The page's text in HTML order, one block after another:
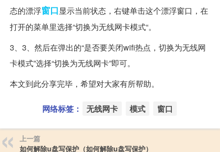
态的漂浮窗口显示当前状态，右键单击这个漂浮窗口，在
打开的菜单里选择“切换为无线网卡模式“。
3、3、然后在弹出的“是否要关闭wifi热点，切换为无线网
卡模式”选择“切换为无线网卡”即可。
本文到此分享完毕，希望对大家有所帮助。
网络标签： 无线网卡 模式 窗口
上一篇
如何解除u盘写保护（如何解除u盘写保护）